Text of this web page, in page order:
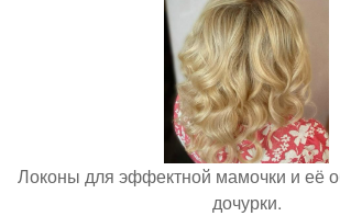
Локоны для эффектной мамочки и её
дочурки.